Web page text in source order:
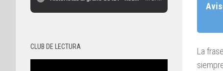
La
CLUB DE LECTURA